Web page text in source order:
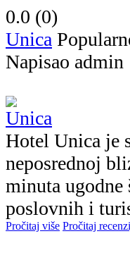
0.0 (0)
Unica
Napisao
Hotel Unica je
neposrednoj
minuta
poslovnih i
Pročitaj više Pročitaj